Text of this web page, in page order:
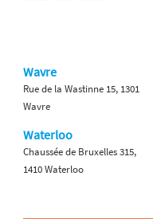
Wavre
Rue de la Wastinne 15, 1301
Wavre
Waterloo
Chaussée de Bruxelles 315,
1410 Waterloo